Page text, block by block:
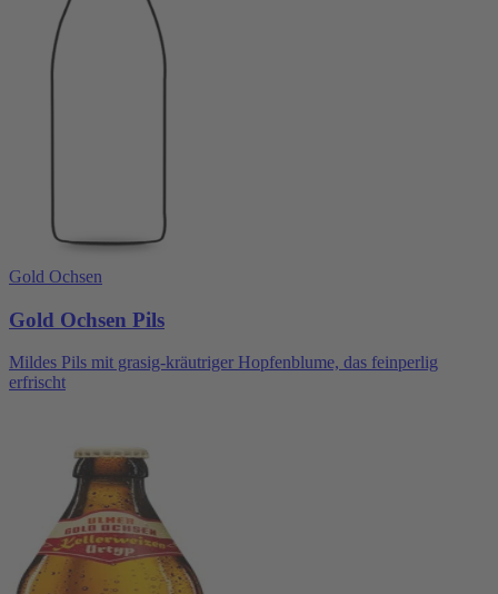
Gold Ochsen
Gold Ochsen Pils
Mildes Pils mit grasig-kräutriger Hopfenblume, das feinperlig
erfrischt